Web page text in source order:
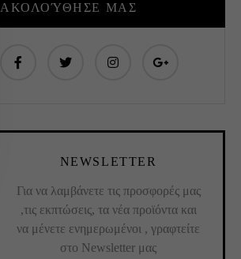
ΑΚΟΛΟΎΘΗΣΕ ΜΑΣ
NEWSLETTER
Για να λαμβάνετε τις προσφορές μας
,τις εκπτώσεις, τα νέα προϊόντα και
να μένετε ενημερωμένοι , γραφτείτε
στο Newsletter μας